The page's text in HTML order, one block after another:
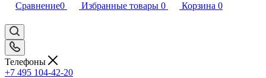
Сравнение0 Избранные товары 0 Корзина 0
Телефоны
+7 495 104-42-20